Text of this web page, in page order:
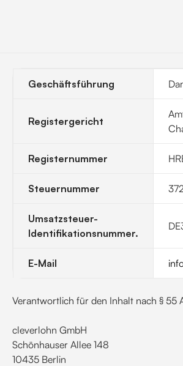
Geschäftsführung
Registergericht
Registernummer
Steuernummer
Umsatzsteuer-
Identifikationsnummer.
E-Mail
Verantwortlich für den Inhalt nach § 55
cleverlohn GmbH
Schönhauser Allee 148
10435 Berlin